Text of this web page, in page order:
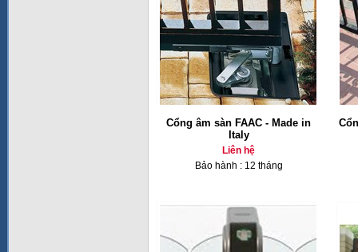
Cổng âm sàn FAAC - Made in
Italy
Liên hệ
Bảo hành : 12 tháng